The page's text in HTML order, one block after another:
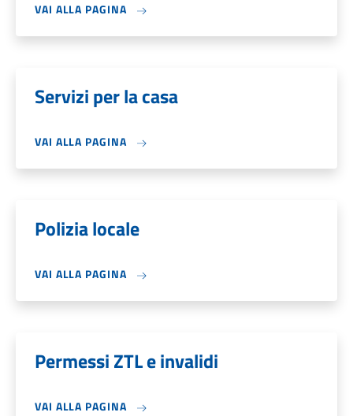
VAI ALLA PAGINA
Servizi per la casa
VAI ALLA PAGINA
Polizia locale
VAI ALLA PAGINA
Permessi ZTL e invalidi
VAI ALLA PAGINA